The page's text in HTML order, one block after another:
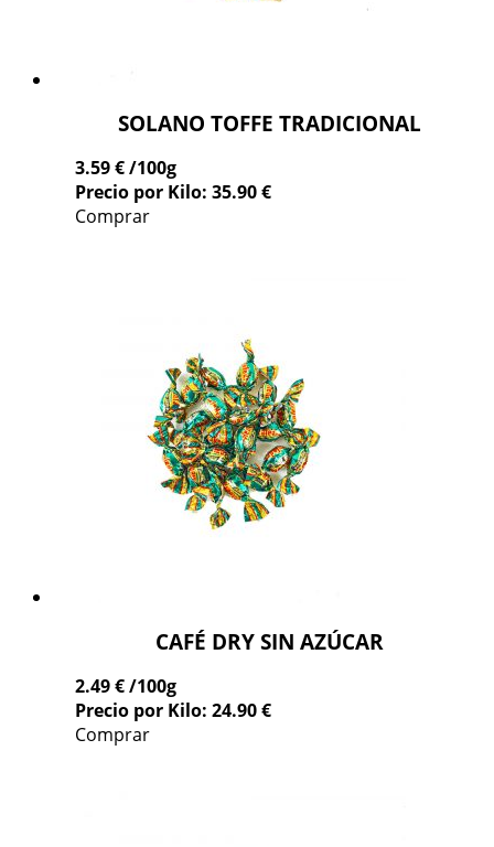
SOLANO TOFFE TRADICIONAL
3.59 €/100g
Precio por Kilo: 35.90 €
Comprar
CAFÉ DRY SIN AZÚCAR
2.49 €/100g
Precio por Kilo: 24.90 €
Comprar